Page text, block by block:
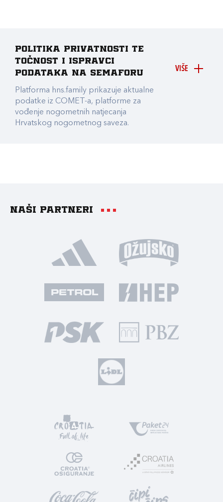
VIŠE
Politika privatnosti te
točnost i ispravci
podataka na Semaforu
Platforma hns.family prikazuje aktualne
podatke iz COMET-a, platforme za
vođenje nogometnih natjecanja
Hrvatskog nogometnog saveza.
Naši partneri